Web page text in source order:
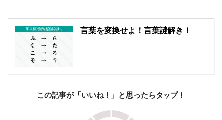
言葉を変換せよ！言葉謎解き！
この記事が「いいね！」と思ったらタップ！